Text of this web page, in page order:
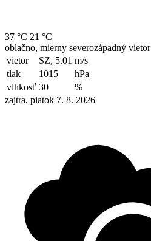
37 °C 21 °C
oblačno, mierny severozápadný vietor
vietor
SZ, 5.01 m/s
tlak
1015
hPa
vlhkosť 30
%
zajtra, piatok 7. 8. 2026